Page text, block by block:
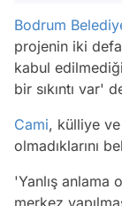
Bodrum
projenin iki
kabul
bir sıkıntı var'
Cami, külliye ve
olmadıklarını
'Yanlış anlama
merkez